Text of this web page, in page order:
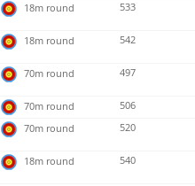
18m round 533
18m round 542
70m round 497
70m round
506
70m round 520
18m round 540